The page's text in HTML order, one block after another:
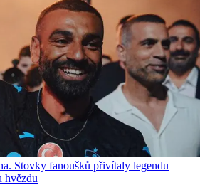
Stovky fanoušků přivítaly legendu
hvězdu